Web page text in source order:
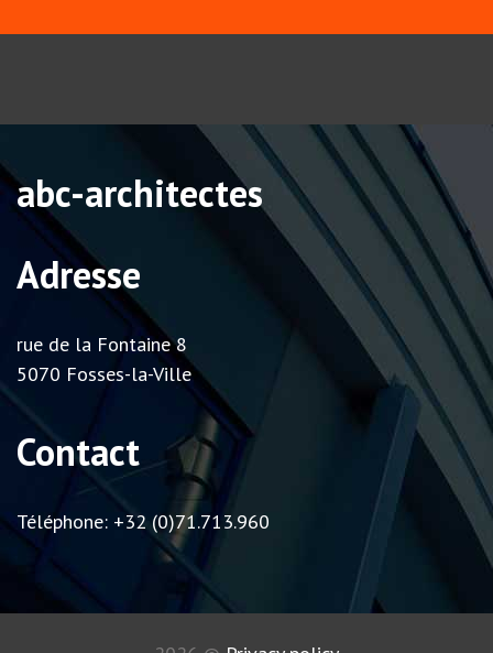
abc-architectes
Adresse
rue de la Fontaine 8
5070 Fosses-la-Ville
Contact
Téléphone: +32 (0)71.713.960